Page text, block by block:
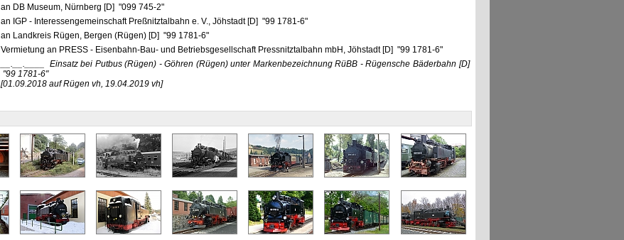
an DB Museum, Nürnberg [D] "099 745-2"
an IGP - Interessengemeinschaft Preßnitztalbahn e. V., Jöhstadt [D] "99 1781-6"
an Landkreis Rügen, Bergen (Rügen) [D] "99 1781-6"
Vermietung an PRESS - Eisenbahn-Bau- und Betriebsgesellschaft Pressnitztalbahn mbH, Jöhstadt [D] "99 1781-6"
__.__.____ Einsatz bei Putbus (Rügen) - Göhren (Rügen) unter Markenbezeichnung RüBB - Rügensche Bäderbahn [D]
"99 1781-6"
[01.09.2018 auf Rügen vh, 19.04.2019 vh]